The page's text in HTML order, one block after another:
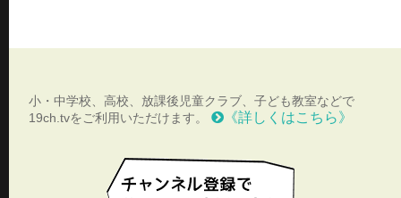
小・中学校、高校、放課後児童クラブ、子ども教室などで
19ch.tvをご利用いただけます。
《詳しくはこちら》